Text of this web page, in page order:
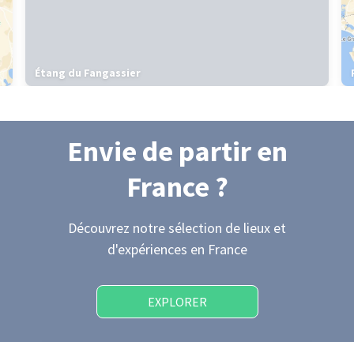
Étang du Fangassier
Envie de partiren
France ?
Découvrez notre sélection de lieux et
d'expériences en France
EXPLORER